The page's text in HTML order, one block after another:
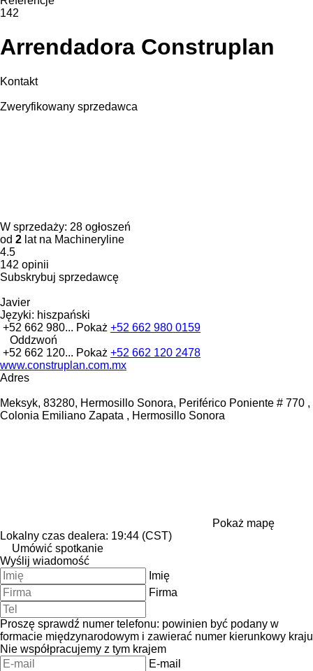
142
Arrendadora Construplan
Kontakt
Zweryfikowany sprzedawca
W sprzedaży: 28 ogłoszeń
od 2 lat na Machineryline
4.5
142 opinii
Subskrybuj sprzedawcę
Javier
Języki: hiszpański
+52 662 980... Pokaż +52 662 980 0159
Oddzwoń
+52 662 120... Pokaż +52 662 120 2478
www.construplan.com.mx
Adres
Meksyk, 83280, Hermosillo Sonora, Periférico Poniente # 770 ,
Colonia Emiliano Zapata , Hermosillo Sonora
Pokaż mapę
Lokalny czas dealera: 19:44 (CST)
Umówić spotkanie
Wyślij wiadomość
Imię
Firma
Proszę sprawdź numer telefonu: powinien być podany w
formacie międzynarodowym i zawierać numer kierunkowy kraju
Nie współpracujemy z tym krajem
E-mail